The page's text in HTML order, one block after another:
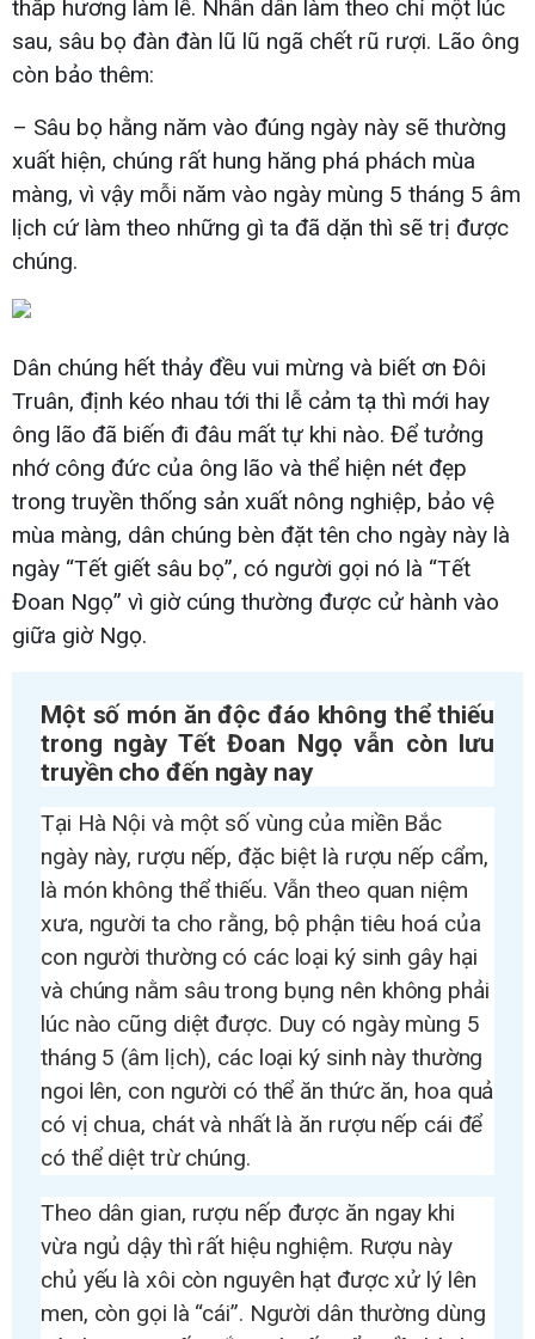
thắp hương làm lễ. Nhân dân làm theo chỉ một lúc
sau, sâu bọ đàn đàn lũ lũ ngã chết rũ rượi. Lão ông
còn bảo thêm:
– Sâu bọ hằng năm vào đúng ngày này sẽ thường
xuất hiện, chúng rất hung hăng phá phách mùa
màng, vì vậy mỗi năm vào ngày mùng 5 tháng 5 âm
lịch cứ làm theo những gì ta đã dặn thì sẽ trị được
chúng.
Dân chúng hết thảy đều vui mừng và biết ơn Đôi
Truân, định kéo nhau tới thi lễ cảm tạ thì mới hay
ông lão đã biến đi đâu mất tự khi nào. Để tưởng
nhớ công đức của ông lão và thể hiện nét đẹp
trong truyền thống sản xuất nông nghiệp, bảo vệ
mùa màng, dân chúng bèn đặt tên cho ngày này là
ngày “Tết giết sâu bọ”, có người gọi nó là “Tết
Đoan Ngọ” vì giờ cúng thường được cử hành vào
giữa giờ Ngọ.
Một số món ăn độc đáo không thể thiếu
trong ngày Tết Đoan Ngọ vẫn còn lưu
truyền cho đến ngày nay
Tại Hà Nội và một số vùng của miền Bắc
ngày này, rượu nếp, đặc biệt là rượu nếp cẩm,
là món không thể thiếu. Vẫn theo quan niệm
xưa, người ta cho rằng, bộ phận tiêu hoá của
con người thường có các loại ký sinh gây hại
và chúng nằm sâu trong bụng nên không phải
lúc nào cũng diệt được. Duy có ngày mùng 5
tháng 5 (âm lịch), các loại ký sinh này thường
ngoi lên, con người có thể ăn thức ăn, hoa quả
có vị chua, chát và nhất là ăn rượu nếp cái để
có thể diệt trừ chúng.
Theo dân gian, rượu nếp được ăn ngay khi
vừa ngủ dậy thì rất hiệu nghiệm. Rượu này
chủ yếu là xôi còn nguyên hạt được xử lý lên
men, còn gọi là “cái”. Người dân thường dùng